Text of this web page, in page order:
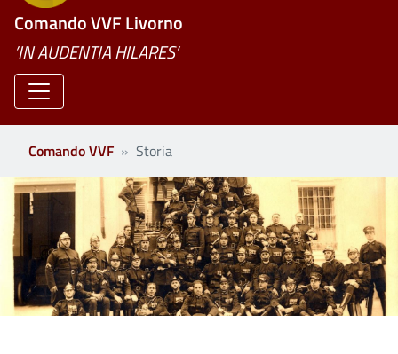
Comando VVF Livorno
’IN AUDENTIA HILARES’
Comando VVF Storia